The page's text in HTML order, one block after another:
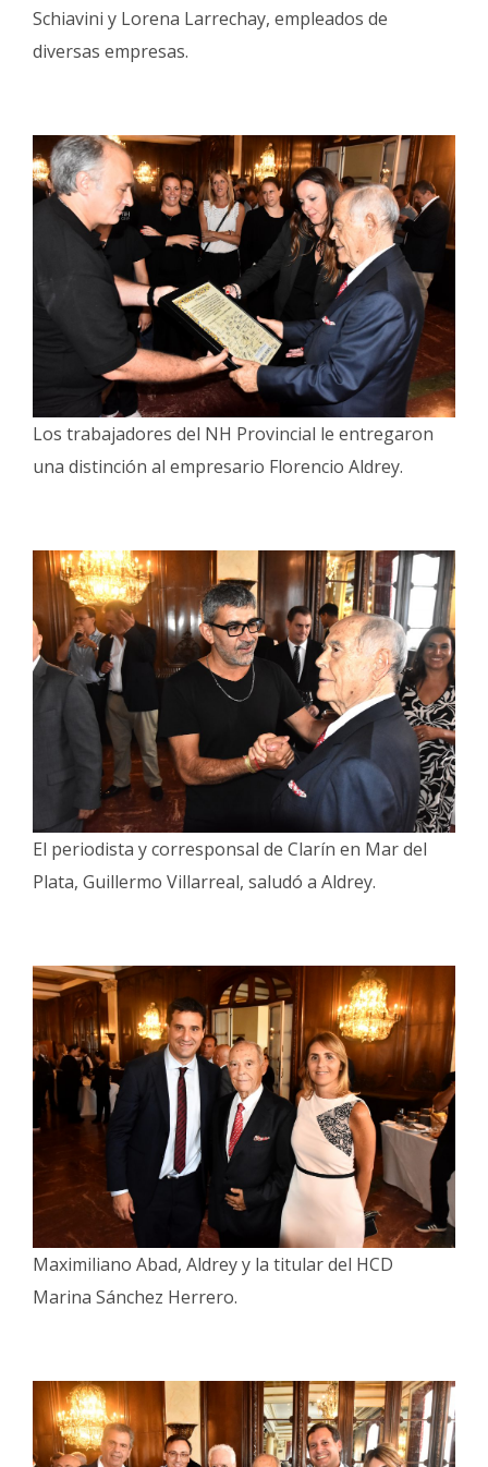
Schiavini y Lorena Larrechay, empleados de
diversas empresas.
Los trabajadores del NH Provincial le entregaron
una distinción al empresario Florencio Aldrey.
El periodista y corresponsal de Clarín en Mar del
Plata, Guillermo Villarreal, saludó a Aldrey.
Maximiliano Abad, Aldrey y la titular del HCD
Marina Sánchez Herrero.